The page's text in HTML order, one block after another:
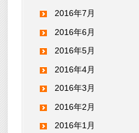
2016年7月
2016年6月
2016年5月
2016年4月
2016年3月
2016年2月
2016年1月